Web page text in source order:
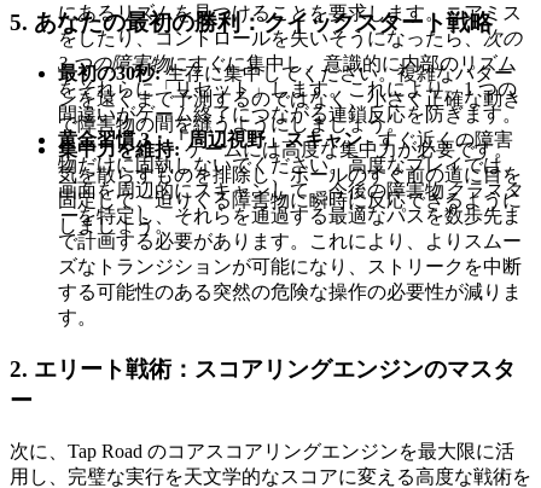
5. あなたの最初の勝利：クイックスタート戦略
最初の30秒:生存に集中してください。複雑なパター
ンを遠くまで予測するのではなく、小さく正確な動き
で障害物の間を縫うようにしましょう。
集中力を維持: ゲームには高度な集中力が必要です。
気を散らすものを排除し、ボールのすぐ前の道に目を
固定して、迫りくる障害物に瞬時に反応できるように
しましょう。
にあるリズムを見つけることを要求します。ニアミス
をしたり、コントロールを失いそうになったら、次の
3 つの障害物にすぐに集中し、意識的に内部のリズム
をそれらに「リセット」します。これにより、1 つの
間違いがゲーム終了につながる連鎖反応を防ぎます。
黄金習慣 3：「周辺視野」スキャン- すぐ近くの障害
物だけに固執しないでください。高度なプレイでは、
画面を周辺的にスキャンして、今後の障害物 クラスタ
ーを特定し、それらを通過する最適なパスを数歩先ま
で計画する必要があります。これにより、よりスムー
ズなトランジションが可能になり、ストリークを中断
する可能性のある突然の危険な操作の必要性が減りま
す。
2. エリート戦術：スコアリングエンジンのマスタ
ー
次に、Tap Road のコアスコアリングエンジンを最大限に活
用し、完璧な実行を天文学的なスコアに変える高度な戦術を